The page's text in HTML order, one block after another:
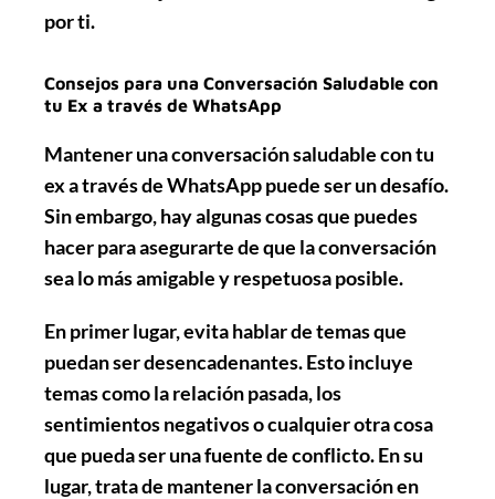
por ti.
Consejos para una Conversación Saludable con
tu Ex a través de WhatsApp
Mantener una conversación saludable con tu
ex a través de WhatsApp puede ser un desafío.
Sin embargo, hay algunas cosas que puedes
hacer para asegurarte de que la conversación
sea lo más amigable y respetuosa posible.
En primer lugar,evita hablar de temas que
puedan ser desencadenantes. Esto incluye
temas como la relación pasada, los
sentimientos negativos o cualquier otra cosa
que pueda ser una fuente de conflicto. En su
lugar, trata de mantener la conversación en